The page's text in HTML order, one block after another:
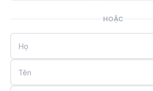
HOẶC